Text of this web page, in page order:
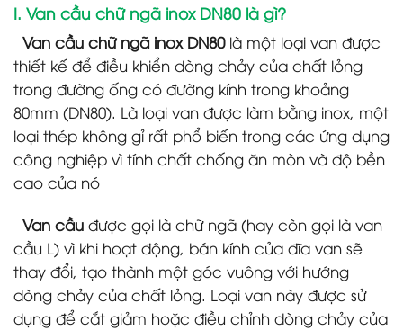
I. Van cầu chữ ngã inox DN80 là gì?
Van cầu chữ ngã inox DN80là một loại van được
thiết kế để điều khiển dòng chảy của chất lỏng
trong đường ống có đường kính trong khoảng
80mm (DN80). Là loại van được làm bằng inox, một
loại thép không gỉ rất phổ biến trong các ứng dụng
công nghiệp vì tính chất chống ăn mòn và độ bền
cao của nó
Van cầu được gọi là chữ ngã (hay còn gọi là van
cầu L) vì khi hoạt động, bán kính của đĩa van sẽ
thay đổi, tạo thành một góc vuông với hướng
dòng chảy của chất lỏng. Loại van này được sử
dụng để cắt giảm hoặc điều chỉnh dòng chảy của